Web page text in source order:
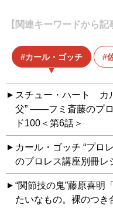
【関連キーワードから記
カール・ゴッチ
スチュー・ハート カ
父” ――フミ斎藤のプ
ド100＜第6話＞
カール・ゴッチ “プ
のプロレス講座別冊レ
“関節技の鬼”藤原喜明
たいなもの。裸のつ